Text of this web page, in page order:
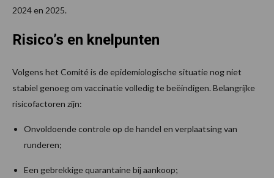
2024 en 2025.
Risico’s en knelpunten
Volgens het Comité is de epidemiologische situatie nog niet
stabiel genoeg om vaccinatie volledig te beëindigen. Belangrijke
risicofactoren zijn:
Onvoldoende controle op de handel en verplaatsing van
runderen;
Een gebrekkige quarantaine bij aankoop;